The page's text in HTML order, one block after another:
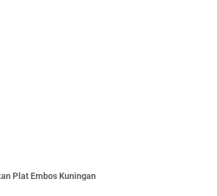
Plat Embos Kuningan